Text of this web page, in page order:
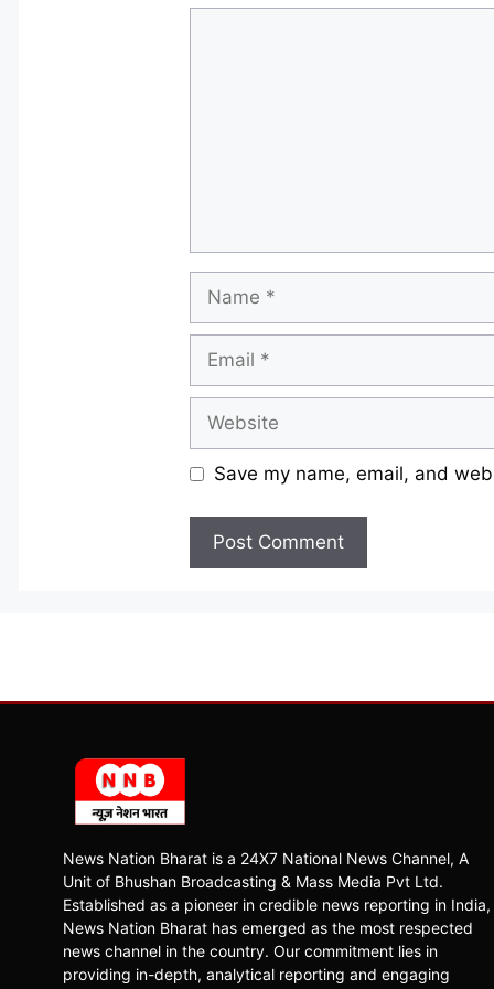
Name
Email
Website
Save my name, email, and
News Nation Bharat is a 24X7 National News Channel, A
Unit of Bhushan Broadcasting & Mass Media Pvt Ltd.
Established as a pioneer in credible news reporting in India,
News Nation Bharat has emerged as the most respected
news channel in the country. Our commitment lies in
providing in-depth, analytical reporting and engaging